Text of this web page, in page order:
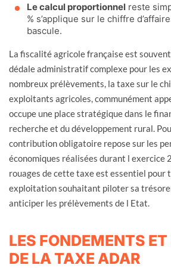
Le calcul proportionnel reste
% s’applique sur le chiffre
bascule.
La fiscalité agricole française est
dédale administratif complexe pour les
nombreux prélèvements, la taxe sur le
exploitants agricoles, communément
occupe une place stratégique dans le
recherche et du développement rural.
contribution obligatoire repose sur les
économiques réalisées durant l exercice
rouages de cette taxe est essentiel pour
exploitation souhaitant piloter sa
anticiper les prélèvements de l Etat.
LES FONDEMENTS
DE LA TAXE ADAR